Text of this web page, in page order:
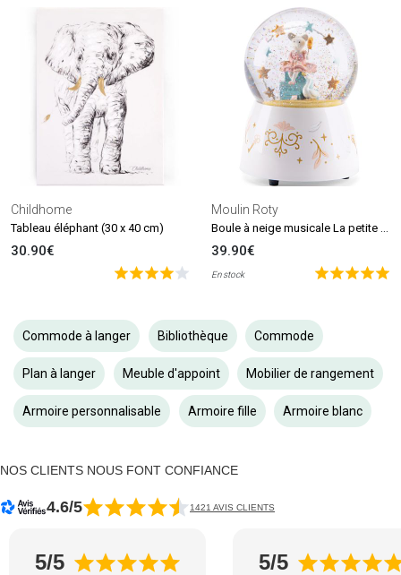
Childhome
Tableau éléphant (30 x 40 cm)
30.90€
Moulin Roty
Boule à neige musicale La petite école de danse
39.90€
En stock
Commode à langer Bibliothèque Commode
Plan à langer Meuble d'appoint Mobilier de rangement
Armoire personnalisable Armoire fille Armoire blanc
NOS CLIENTS NOUS FONT CONFIANCE
4.6/5 1421 AVIS CLIENTS
5/5 5/5